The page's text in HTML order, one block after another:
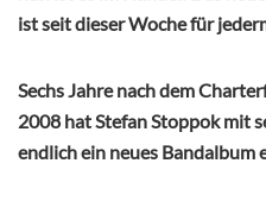
ist seit dieser Woche für
Sechs Jahre nach dem
2008 hat Stefan Stoppok mit
endlich ein neues Bandalbum